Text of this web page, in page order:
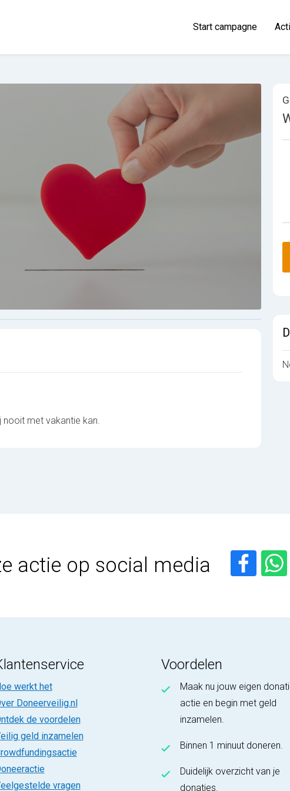
Start campagne
nooit met vakantie kan.
actie op social media
werkt het
Doneerveilig.nl
de voordelen
geld inzamelen
vragen
Voordelen
Maak nu jouw eigen
actie en begin met geld
inzamelen.
Binnen 1 minuut doneren.
Duidelijk overzicht van je
donaties.